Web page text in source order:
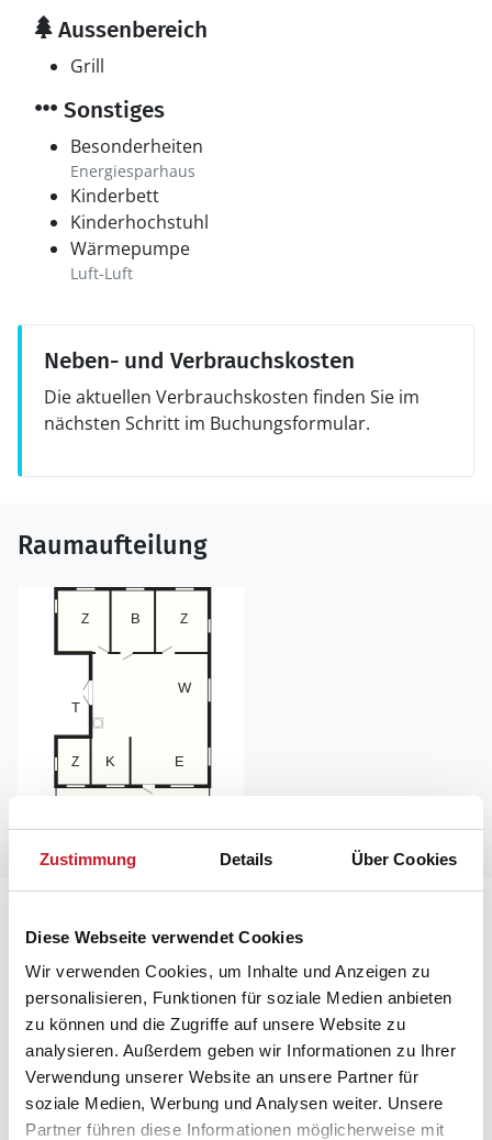
Zustimmung Details Über Cookies
Diese Webseite verwendet Cookies
Wir verwenden Cookies, um Inhalte und Anzeigen zu
personalisieren, Funktionen für soziale Medien anbieten
zu können und die Zugriffe auf unsere Website zu
analysieren. Außerdem geben wir Informationen zu Ihrer
Verwendung unserer Website an unsere Partner für
soziale Medien, Werbung und Analysen weiter. Unsere
Partner führen diese Informationen möglicherweise mit
Aussenbereich
Grill
Sonstiges
Besonderheiten
Energiesparhaus
Kinderbett
Kinderhochstuhl
Wärmepumpe
Luft-Luft
Neben- und Verbrauchskosten
Die aktuellen Verbrauchskosten finden Sie im
nächsten Schritt im Buchungsformular.
Raumaufteilung
Adresse
Ferienhaus 05887
Lærkemose 24
Skovmose/Als
6470 Sydals